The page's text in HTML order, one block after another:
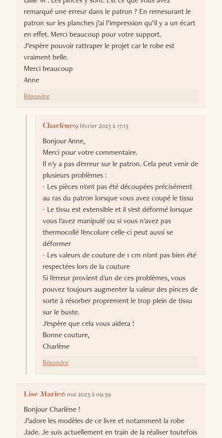
remarqué une erreur dans le patron ? En remesurant le
patron sur les planches j’ai l’impression qu’il y a un écart
en effet. Merci beaucoup pour votre support.
J’espère pouvoir rattraper le projet car le robe est
vraiment belle.
Merci beaucoup
Anne
Répondre
Charlène19 février 2023 à 17:13
Bonjour Anne,
Merci pour votre commentaire.
Il n'y a pas d'erreur sur le patron. Cela peut venir de
plusieurs problèmes :
- Les pièces n'ont pas été découpées précisément
au ras du patron lorsque vous avez coupé le tissu
- Le tissu est extensible et il s'est déformé lorsque
vous l'avez manipulé ou si vous n'avez pas
thermocollé l'encolure celle-ci peut aussi se
déformer
- Les valeurs de couture de 1 cm n'ont pas bien été
respectées lors de la couture
Si l'erreur provient d'un de ces problèmes, vous
pouvez toujours augmenter la valeur des pinces de
sorte à résorber proprement le trop plein de tissu
sur le buste.
J'espère que cela vous aidera !
Bonne couture,
Charlène
Répondre
Lise-Marie16 mai 2023 à 09:39
Bonjour Charlène !
J’adore les modèles de ce livre et notamment la robe
Jade. Je suis actuellement en train de la réaliser toutefois